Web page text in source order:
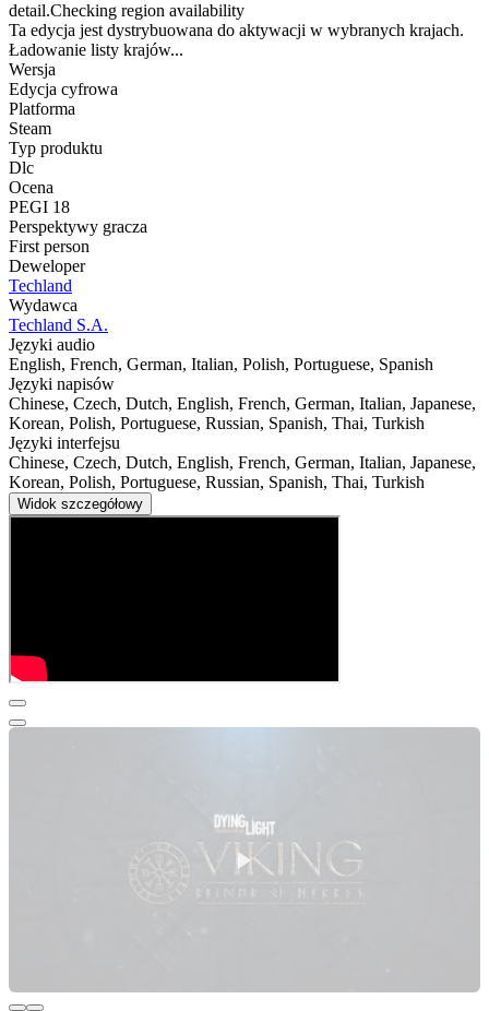
detail.Checking region availability
Ta edycja jest dystrybuowana do aktywacji w wybranych krajach.
Ładowanie listy krajów...
Wersja
Edycja cyfrowa
Platforma
Steam
Typ produktu
Dlc
Ocena
PEGI 18
Perspektywy gracza
First person
Deweloper
Techland
Wydawca
Techland S.A.
Języki audio
English, French, German, Italian, Polish, Portuguese, Spanish
Języki napisów
Chinese, Czech, Dutch, English, French, German, Italian, Japanese,
Korean, Polish, Portuguese, Russian, Spanish, Thai, Turkish
Języki interfejsu
Chinese, Czech, Dutch, English, French, German, Italian, Japanese,
Korean, Polish, Portuguese, Russian, Spanish, Thai, Turkish
Widok szczegółowy